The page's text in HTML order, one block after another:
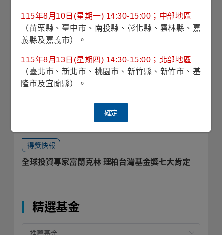
產業趨勢
AI大聯盟，日本亦搭乘人工智慧基礎建設順風
每月投資觀點
AI火爆五月天，台股、科技再衝鋒
富蘭克林2026年第三季投資策略
得獎快報
全球投資專家富蘭克林 理柏台灣基金獎七大肯定
精選基金
115年8月10日(星期一) 14:30-15:00；中部地區
（苗栗縣、臺中市、南投縣、彰化縣、雲林縣、嘉
義縣及嘉義市）。
115年8月13日(星期四) 14:30-15:00；北部地區
（臺北市、新北市、桃園市、新竹縣、新竹市、基
隆市及宜蘭縣）。
確定